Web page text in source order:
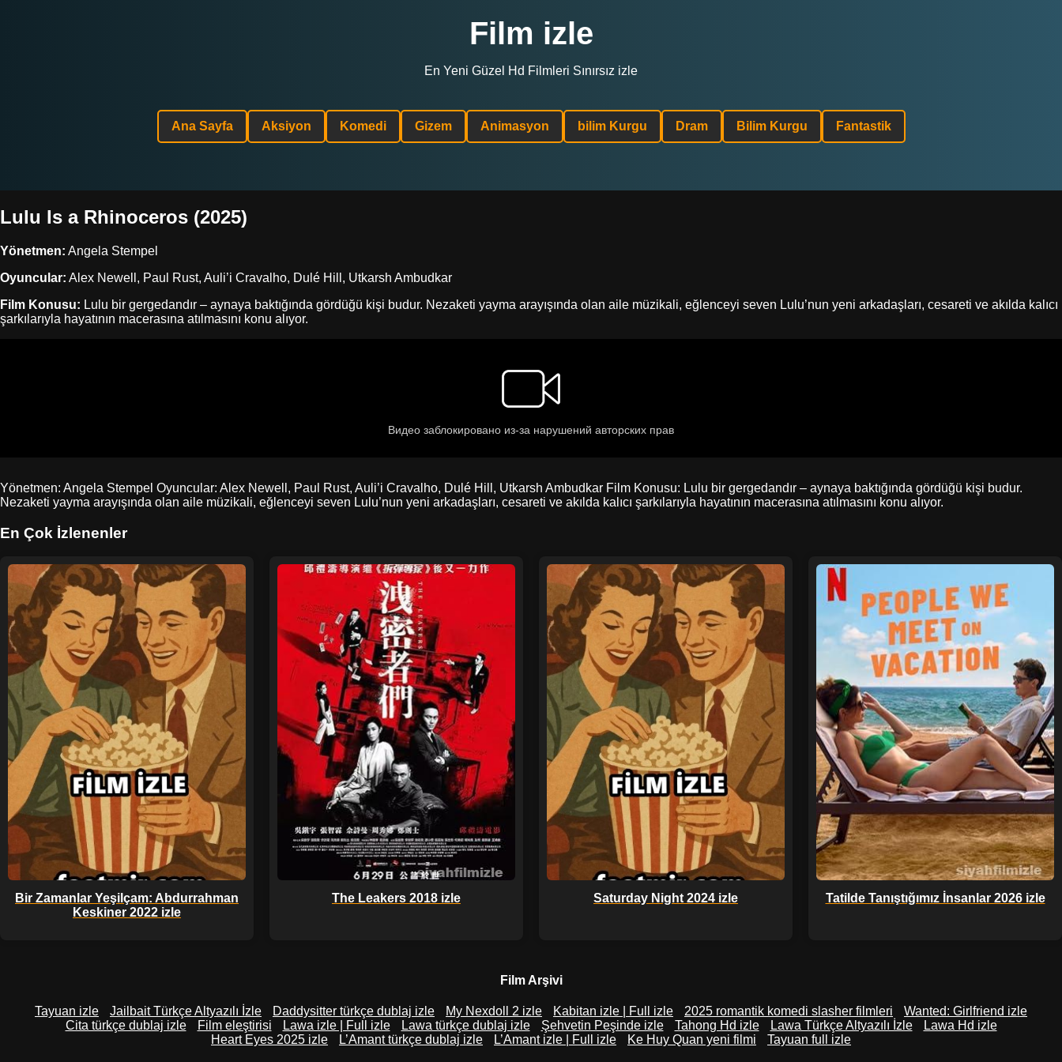
Film izle
En Yeni Güzel Hd Filmleri Sınırsız izle
Ana Sayfa Aksiyon Komedi Gizem Animasyon bilim Kurgu Dram Bilim Kurgu Fantastik
Lulu Is a Rhinoceros (2025)
Yönetmen: Angela Stempel
Oyuncular: Alex Newell, Paul Rust, Auli’i Cravalho, Dulé Hill, Utkarsh Ambudkar
Film Konusu: Lulu bir gergedandır – aynaya baktığında gördüğü kişi budur. Nezaketi yayma arayışında olan aile müzikali, eğlenceyi seven Lulu’nun yeni arkadaşları, cesareti ve akılda kalıcı
şarkılarıyla hayatının macerasına atılmasını konu alıyor.
Yönetmen: Angela Stempel Oyuncular: Alex Newell, Paul Rust, Auli’i Cravalho, Dulé Hill, Utkarsh Ambudkar Film Konusu: Lulu bir gergedandır – aynaya baktığında gördüğü kişi budur.
Nezaketi yayma arayışında olan aile müzikali, eğlenceyi seven Lulu’nun yeni arkadaşları, cesareti ve akılda kalıcı şarkılarıyla hayatının macerasına atılmasını konu alıyor.
En Çok İzlenenler
Bir Zamanlar Yeşilçam: Abdurrahman
Keskiner 2022 izle
The Leakers 2018 izle Saturday Night 2024 izle Tatilde Tanıştığımız İnsanlar 2026 izle
Film Arşivi
Tayuan izle Jailbait Türkçe Altyazılı İzle Daddysitter türkçe dublaj izle My Nexdoll 2 izle Kabitan izle | Full izle 2025 romantik komedi slasher filmleri
Wanted: Girlfriend izle
Cita türkçe dublaj izle
Film eleştirisi Lawa izle | Full izle Lawa türkçe dublaj izle Şehvetin Peşinde izle Tahong Hd izle Lawa Türkçe Altyazılı İzle
Lawa Hd izle
Heart Eyes 2025 izle
L’Amant türkçe dublaj izle L’Amant izle | Full izle Ke Huy Quan yeni filmi Tayuan full izle